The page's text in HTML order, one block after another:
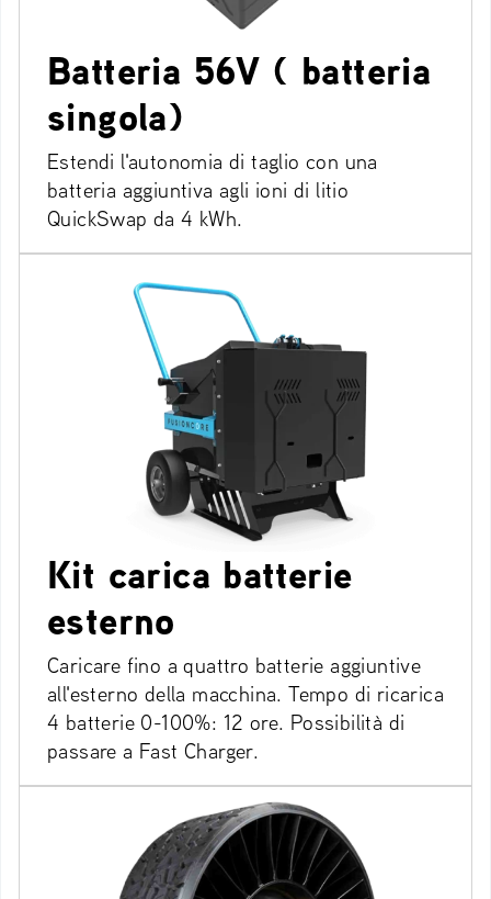
Batteria 56V ( batteria
singola)
Estendi l'autonomia di taglio con una
batteria aggiuntiva agli ioni di litio
QuickSwap da 4 kWh.
Kit carica batterie
esterno
Caricare fino a quattro batterie aggiuntive
all'esterno della macchina. Tempo di ricarica
4 batterie 0-100%: 12 ore. Possibilità di
passare a Fast Charger.